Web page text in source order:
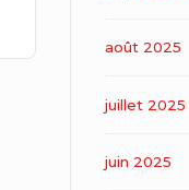
août 2025
juillet 2025
juin 2025